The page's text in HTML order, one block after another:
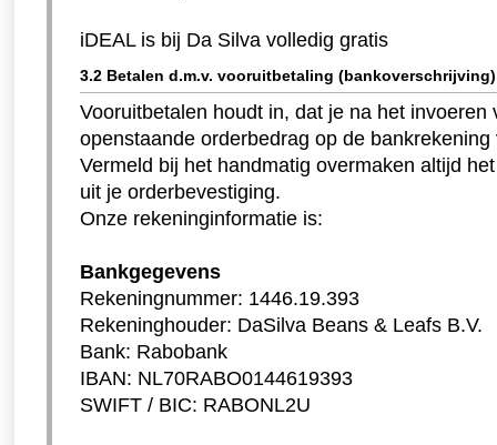
iDEAL is bij Da Silva volledig gratis
3.2 Betalen d.m.v. vooruitbetaling (bankoverschrijving)
Vooruitbetalen houdt in, dat je na het invoeren
openstaande orderbedrag op de bankrekening
Vermeld bij het handmatig overmaken altijd
uit je orderbevestiging.
Onze rekeninginformatie is:
Bankgegevens
Rekeningnummer: 1446.19.393
Rekeninghouder: DaSilva Beans & Leafs B.V.
Bank: Rabobank
IBAN: NL70RABO0144619393
SWIFT / BIC: RABONL2U